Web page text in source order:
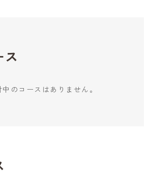
ス
中のコースはありません。